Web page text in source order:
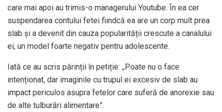
care mai apoi au trimis-o managerului Youtube. În ea cer
suspendarea contului fetei fiindcă ea are un corp mult prea
slab și a devenit din cauza popularității crescute a canalului
ei, un model foarte negativ pentru adolescente.
Iată ce au scris părinții în petiție: ,,Poate nu o face
intenționat, dar imaginile cu trupul ei excesiv de slab au
impact periculos asupra fetelor care suferă de anorexie sau
de alte tulburări alimentare”.